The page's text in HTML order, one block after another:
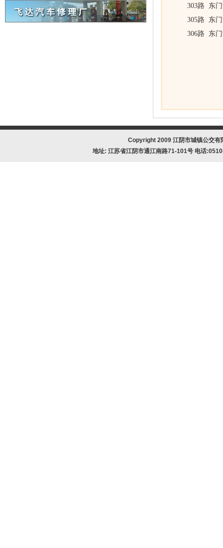
303路 东门汽
305路 东门汽
306路 东门汽
Copyright 2009 江阴市城镇公交
地址: 江苏省江阴市通江南路71-101号 电话